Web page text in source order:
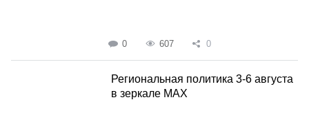
0 607 0
Региональная политика 3-6 августа
в зеркале MAX